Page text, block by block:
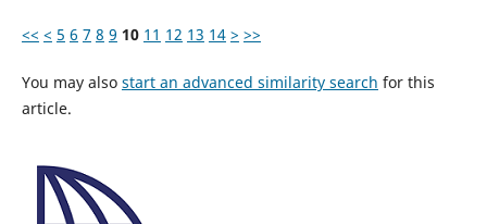
<< < 5 6 7 8 9 10 11 12 13 14 > >>
You may also start an advanced similarity search for this
article.